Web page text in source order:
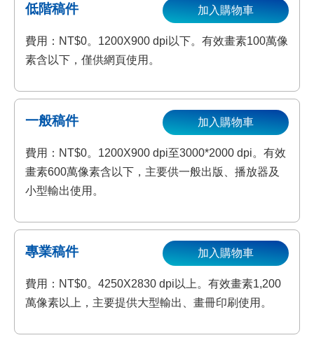
低階稿件
費用：NT$0。1200X900 dpi以下。有效畫素100萬像
素含以下，僅供網頁使用。
加入購物車
一般稿件
費用：NT$0。1200X900 dpi至3000*2000 dpi。有效
畫素600萬像素含以下，主要供一般出版、播放器及
小型輸出使用。
加入購物車
專業稿件
費用：NT$0。4250X2830 dpi以上。有效畫素1,200
萬像素以上，主要提供大型輸出、畫冊印刷使用。
加入購物車